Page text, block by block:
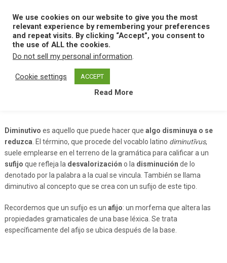
content
MENU
Home D Diminutivo
Diminutivo es aquello que puede hacer que algo disminuya o se
reduzca . El término, que procede del vocablo latino diminutīvus,
suele emplearse en el terreno de la gramática para calificar a un
sufijo que refleja la desvalorización o la disminución de lo
denotado por la palabra a la cual se vincula. También se llama
diminutivo al concepto que se crea con un sufijo de este tipo.
Recordemos que un sufijo es un afijo: un morfema que altera las
propiedades gramaticales de una base léxica. Se trata
específicamente del afijo se ubica después de la base.
We use cookies on our website to give you the most
relevant experience by remembering your preferences
and repeat visits. By clicking “Accept”, you consent to
the use of ALL the cookies.
Do not sell my personal information.
Cookie settings ACCEPT
Read More